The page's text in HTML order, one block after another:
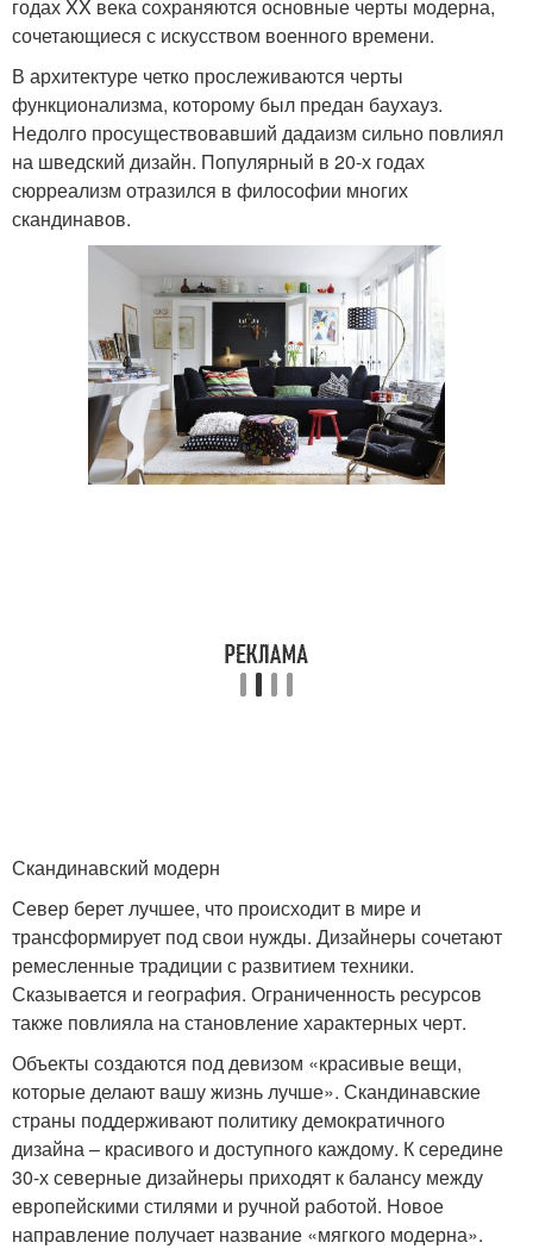
годах XX века сохраняются основные черты модерна,
сочетающиеся с искусством военного времени.
В архитектуре четко прослеживаются черты
функционализма, которому был предан баухауз.
Недолго просуществовавший дадаизм сильно повлиял
на шведский дизайн. Популярный в 20-х годах
сюрреализм отразился в философии многих
скандинавов.
Скандинавский модерн
Север берет лучшее, что происходит в мире и
трансформирует под свои нужды. Дизайнеры сочетают
ремесленные традиции с развитием техники.
Сказывается и география. Ограниченность ресурсов
также повлияла на становление характерных черт.
Объекты создаются под девизом «красивые вещи,
которые делают вашу жизнь лучше». Скандинавские
страны поддерживают политику демократичного
дизайна – красивого и доступного каждому. К середине
30-х северные дизайнеры приходят к балансу между
европейскими стилями и ручной работой. Новое
направление получает название «мягкого модерна».